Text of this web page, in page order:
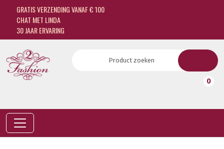
GRATIS VERZENDING VANAF € 100
CHAT MET LINDA
30 JAAR ERVARING
0